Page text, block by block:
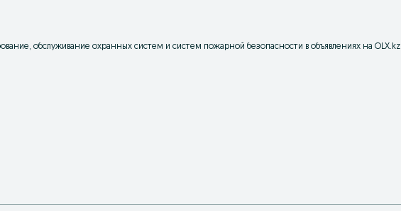
обслуживание охранных систем и систем пожарной безопасности в объявлениях на OLX.kz